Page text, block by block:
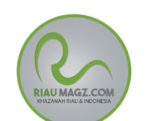
November
(11)
►July(1)
►May
(1)
►April (2)
►February(2)
2023